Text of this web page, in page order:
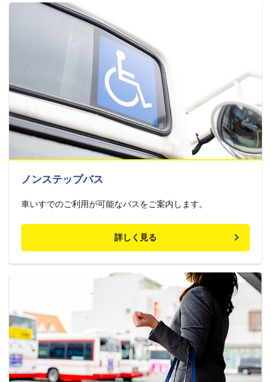
ノンステップバス
車いすでのご利用が可能なバスをご案内します。
詳しく見る